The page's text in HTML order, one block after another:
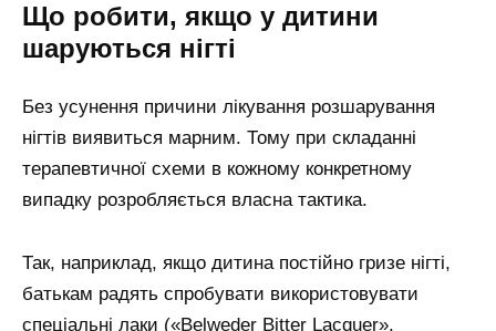
Що робити, якщо у дитини
шаруються нігті
Без усунення причини лікування розшарування
нігтів виявиться марним. Тому при складанні
терапевтичної схеми в кожному конкретному
випадку розробляється власна тактика.
Так, наприклад, якщо дитина постійно гризе нігті,
батькам радять спробувати використовувати
спеціальні лаки («Belweder Bitter Lacquer»,